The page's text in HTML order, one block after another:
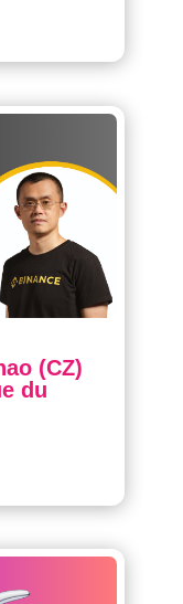
(CZ)
du